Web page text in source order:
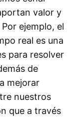
valor y
ejemplo, el
real es una
para resolver
de
mejorar
nuestros
que a través